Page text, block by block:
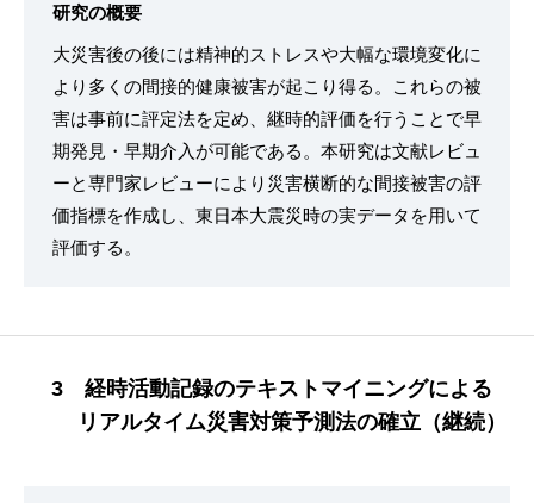
研究の概要
大災害後の後には精神的ストレスや大幅な環境変化に
より多くの間接的健康被害が起こり得る。これらの被
害は事前に評定法を定め、継時的評価を行うことで早
期発見・早期介入が可能である。本研究は文献レビュ
ーと専門家レビューにより災害横断的な間接被害の評
価指標を作成し、東日本大震災時の実データを用いて
評価する。
3 経時活動記録のテキストマイニングによる
リアルタイム災害対策予測法の確立（継続）